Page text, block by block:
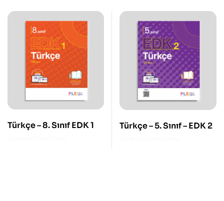
Türkçe – 8. Sınıf EDK 1 Türkçe – 5. Sınıf – EDK 2